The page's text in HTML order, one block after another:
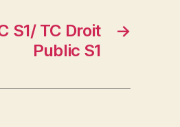
→
S1/ TC Droit
Public S1